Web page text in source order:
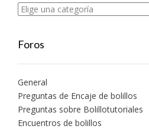
Foros
General
Preguntas de Encaje de bolillos
Preguntas sobre Bolillotutoriales
Encuentros de bolillos